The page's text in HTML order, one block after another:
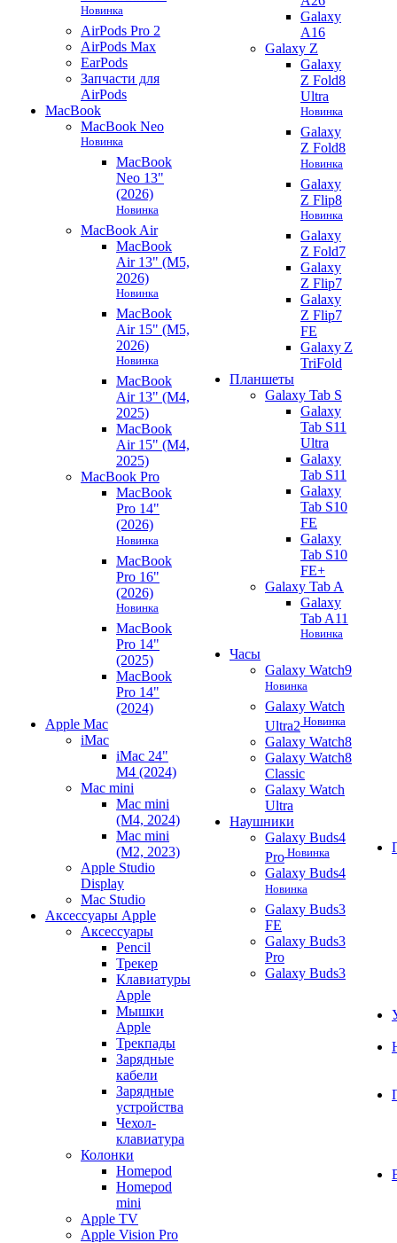
Новинка
AirPods Pro 2
AirPods Max
EarPods
Запчасти для
AirPods
MacBook
MacBook Neo
Новинка
MacBook
Neo 13"
(2026)
Новинка
MacBook Air
MacBook
Air 13" (M5,
2026)
Новинка
MacBook
Air 15" (M5,
2026)
Новинка
MacBook
Air 13" (M4,
2025)
MacBook
Air 15" (M4,
2025)
MacBook Pro
MacBook
Pro 14"
(2026)
Новинка
MacBook
Pro 16"
(2026)
Новинка
MacBook
Pro 14"
(2025)
MacBook
Pro 14"
(2024)
Apple Mac
iMac
iMac 24"
M4 (2024)
Mac mini
Mac mini
(M4, 2024)
Mac mini
(M2, 2023)
Apple Studio
Display
Mac Studio
Аксессуары Apple
Аксессуары
Pencil
Трекер
Клавиатуры
Apple
Мышки
Apple
Трекпады
Зарядные
кабели
Зарядные
устройства
Чехол-
клавиатура
Колонки
Homepod
Homepod
mini
Apple TV
Apple Vision Pro
Galaxy
A16
Galaxy Z
Galaxy
Z Fold8
Ultra
Новинка
Galaxy
Z Fold8
Новинка
Galaxy
Z Flip8
Новинка
Galaxy
Z Fold7
Galaxy
Z Flip7
Galaxy
Z Flip7
FE
Galaxy Z
TriFold
Планшеты
Galaxy Tab S
Galaxy
Tab S11
Ultra
Galaxy
Tab S11
Galaxy
Tab S10
FE
Galaxy
Tab S10
FE+
Galaxy Tab A
Galaxy
Tab A11
Новинка
Часы
Galaxy Watch9
Новинка
Galaxy Watch
Ultra2 Новинка
Galaxy Watch8
Galaxy Watch8
Classic
Galaxy Watch
Ultra
Наушники
Galaxy Buds4
Pro Новинка
Galaxy Buds4
Новинка
Galaxy Buds3
FE
Galaxy Buds3
Pro
Galaxy Buds3